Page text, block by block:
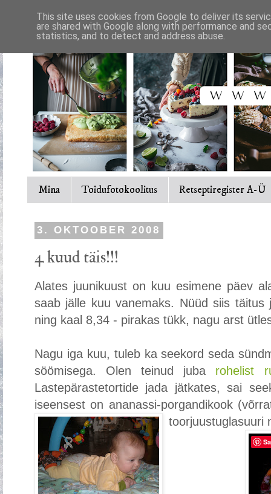
Mina Toidufotokoolitus Retseptiregister A-Ü
3. OKTOOBER 2008
4 kuud täis!!!
Alates juunikuust on kuu esimene päev
saab jälle kuu vanemaks. Nüüd siis
ning kaal 8,34 - pirakas tükk, nagu arst
Nagu iga kuu, tuleb ka seekord seda
söömisega. Olen teinud juba rohelist
Lastepärastetortide jada jätkates, sai
iseensest on ananassi-porgandikook
toorjuustuglasuuri
This site uses cookies from Google to deliver its
are shared with Google along with performance and
statistics, and to detect and address abuse.